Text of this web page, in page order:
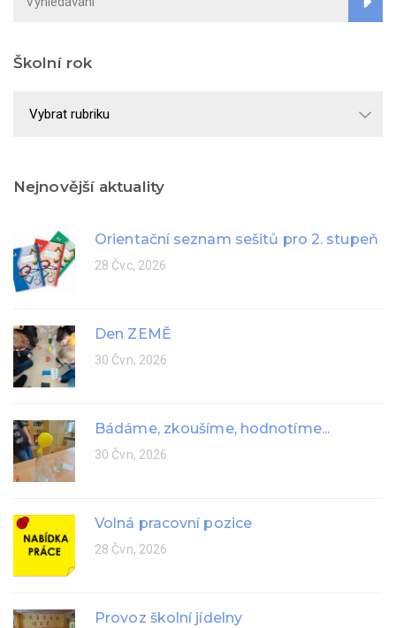
Školní rok
Nejnovější aktuality
Orientační seznam sešitů pro 2. stupeň
28 Čvc, 2026
Den ZEMĚ
30 Čvn, 2026
Bádáme, zkoušíme, hodnotíme...
30 Čvn, 2026
Volná pracovní pozice
28 Čvn, 2026
Provoz školní jídelny